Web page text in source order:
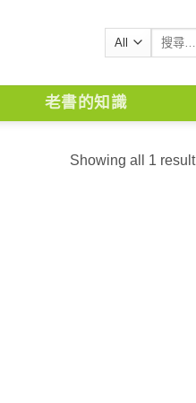
搜
鍵
老書的知識
Showing all 1 result